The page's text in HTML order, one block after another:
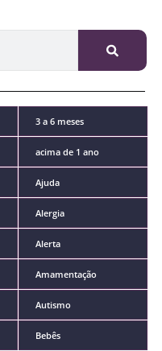
3 a 6 meses
acima de 1 ano
Ajuda
Alergia
Alerta
Amamentação
Autismo
Bebês